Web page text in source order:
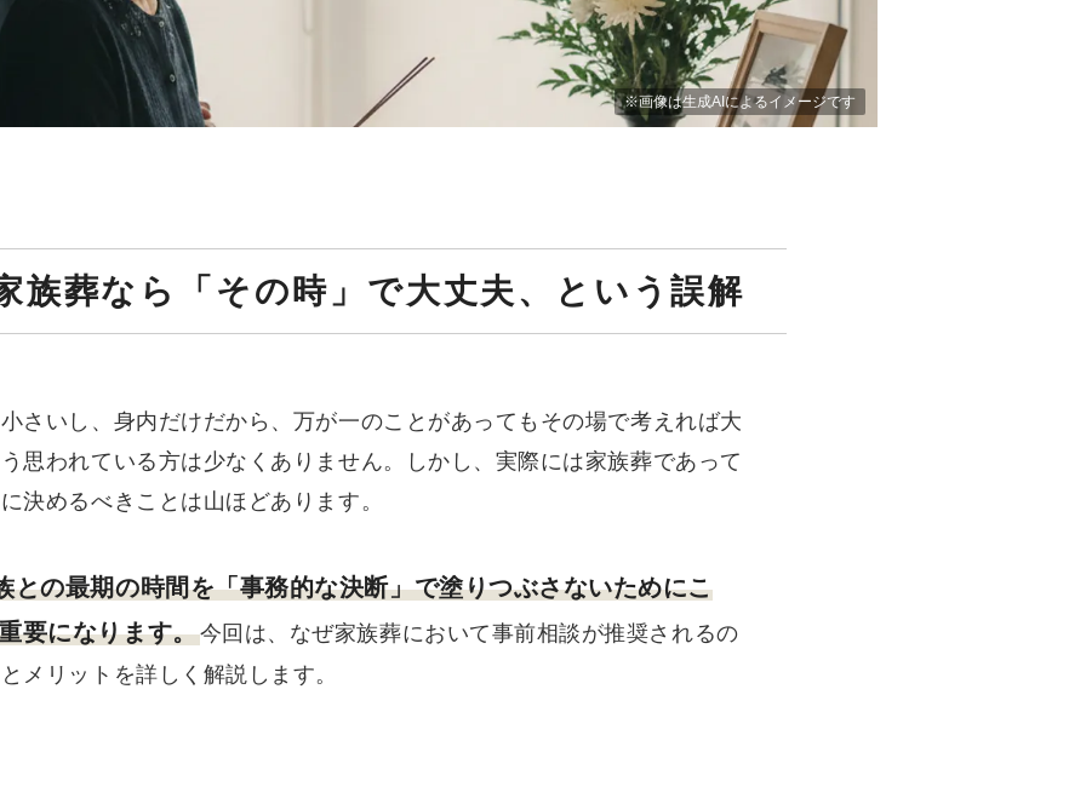
族葬なら「その時」で大丈夫、という誤解
小さいし、身内だけだから、万が一のことがあってもその場で考えれば大
われている方は少なくありません。しかし、実際には家族葬であって
決めるべきことは山ほどあります。
との最期の時間を「事務的な決断」で塗りつぶさないためにこ
要になります。今回は、なぜ家族葬において事前相談が推奨されるの
メリットを詳しく解説します。